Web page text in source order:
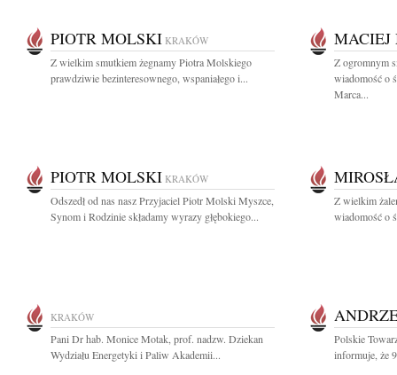
PIOTR MOLSKI KRAKÓW
Z wielkim smutkiem żegnamy Piotra Molskiego
prawdziwie bezinteresownego, wspaniałego i...
MACIEJ
Z ogromnym
wiadomość o
Marca...
PIOTR MOLSKI KRAKÓW
Odszedł od nas nasz Przyjaciel Piotr Molski Myszce,
Synom i Rodzinie składamy wyrazy głębokiego...
Z wielkim
wiadomość o
KRAKÓW
Pani Dr hab. Monice Motak, prof. nadzw. Dziekan
Wydziału Energetyki i Paliw Akademii...
Polskie
informuje, że